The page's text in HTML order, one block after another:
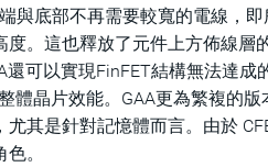
與底部不再需要較寬的電線，
。這也釋放了元件上方佈線層
可以實現FinFET結構無法達成
體晶片效能。GAA更為繁複的
其是針對記憶體而言。由於
。